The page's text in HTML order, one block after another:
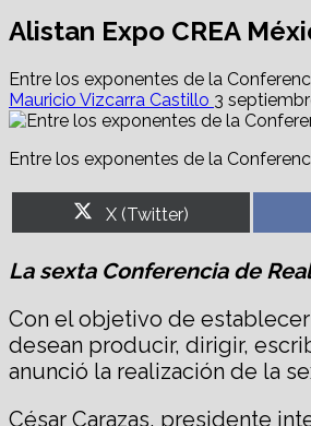
Alistan Expo CREA
Entre los exponentes de la
Mauricio Vizcarra Castillo 3
Entre los exponentes de la
Share
on
X (Twitter)
La sextaConferencia de
Con el objetivo de
desean producir, dirigir,
anunció la realización de la
César Carazas, presidente